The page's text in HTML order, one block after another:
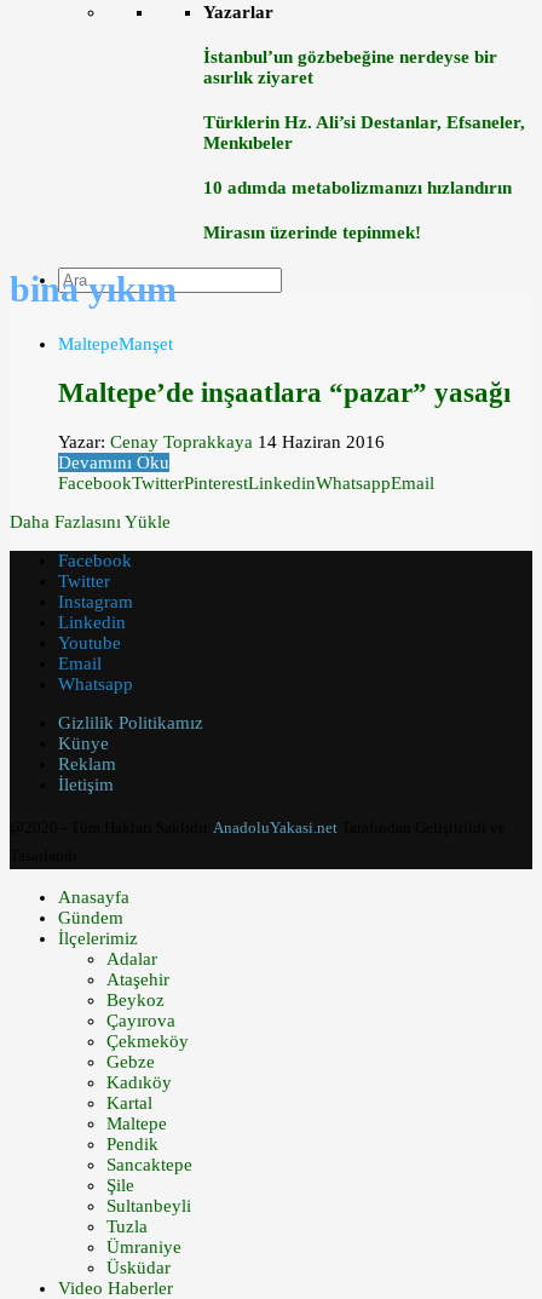
Yazarlar
İstanbul’un gözbebeğine nerdeyse bir
asırlık ziyaret
Türklerin Hz. Ali’si Destanlar, Efsaneler,
Menkıbeler
10 adımda metabolizmanızı hızlandırın
Mirasın üzerinde tepinmek!
bina yıkım
MaltepeManşet
Maltepe’de inşaatlara “pazar” yasağı
Yazar: Cenay Toprakkaya 14 Haziran 2016
Devamını Oku
FacebookTwitterPinterestLinkedinWhatsappEmail
Daha Fazlasını Yükle
Facebook
Twitter
Instagram
Linkedin
Youtube
Email
Whatsapp
Gizlilik Politikamız
Künye
Reklam
İletişim
AnadoluYakasi.net
Anasayfa
Gündem
İlçelerimiz
Adalar
Ataşehir
Beykoz
Çayırova
Çekmeköy
Gebze
Kadıköy
Kartal
Maltepe
Pendik
Sancaktepe
Şile
Sultanbeyli
Tuzla
Ümraniye
Üsküdar
Video Haberler